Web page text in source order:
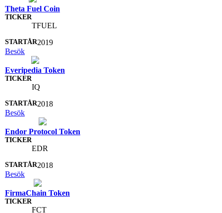
Theta Fuel Coin
TFUEL
2019
Besök
Everipedia Token
IQ
2018
Besök
Endor Protocol Token
EDR
2018
Besök
FirmaChain Token
FCT